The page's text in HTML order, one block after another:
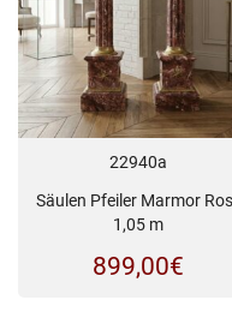
22940a
Säulen Pfeiler Marmor
1,05 m
899,00€